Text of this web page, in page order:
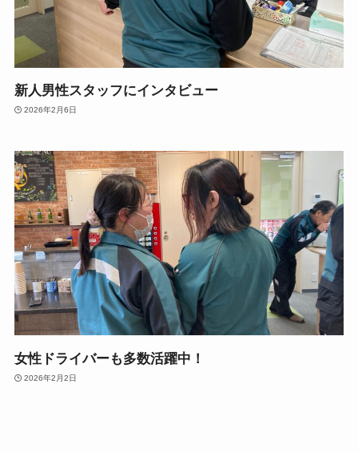
新人男性スタッフにインタビュー
2026年2月6日
女性ドライバーも多数活躍中！
2026年2月2日